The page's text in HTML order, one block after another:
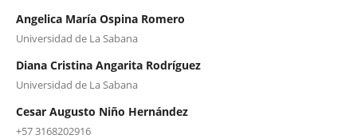
Angelica María Ospina Romero
Universidad de La Sabana
Diana Cristina Angarita Rodríguez
Universidad de La Sabana
Cesar Augusto Niño Hernández
+57 3168202916